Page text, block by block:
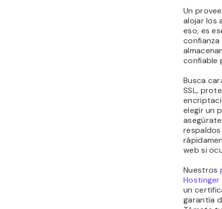
Un
alojar los
eso, es
confiable
Busca
SSL,
elegir un
web si
Nuestros
Hostinger
un
garantía